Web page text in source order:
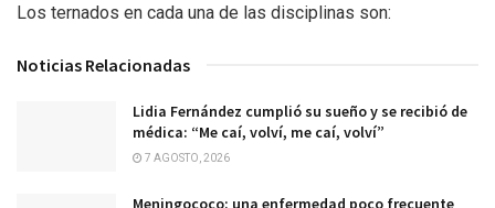
Los ternados en cada una de las disciplinas son:
Noticias Relacionadas
Lidia Fernández cumplió su sueño y se recibió de
médica: “Me caí, volví, me caí, volví”
7 AGOSTO, 2026
Meningococo: una enfermedad poco frecuente